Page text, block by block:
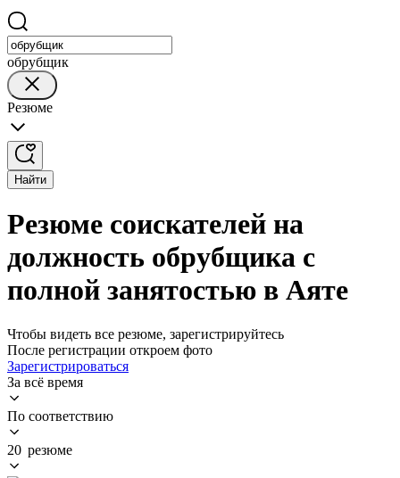
обрубщик
Резюме
Найти
Резюме соискателей на
должность обрубщика с
полной занятостью в Аяте
Чтобы видеть все резюме, зарегистрируйтесь
После регистрации откроем фото
Зарегистрироваться
За всё время
По соответствию
20 резюме